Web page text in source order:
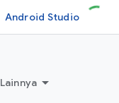
Android Studio
Lainnya